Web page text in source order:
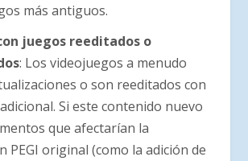
más antiguos.
juegos reeditados o
: Los videojuegos a menudo
o son reeditados con
Si este contenido nuevo
que afectarían la
PEGI original (como la adición de